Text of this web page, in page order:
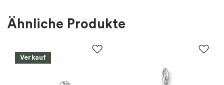
Material
Ähnliche Produkte
Verkauf